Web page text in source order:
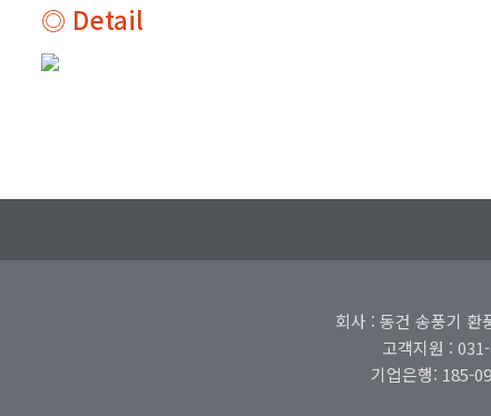
◎ Detail
회사 : 동건 송풍기 환
고객지원 :
기업은행: 185-